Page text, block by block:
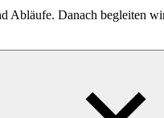
Abläufe. Danach